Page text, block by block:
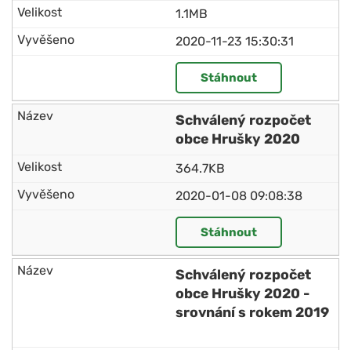
1.1MB
2020-11-23 15:30:31
Stáhnout
Schválený rozpočet
obce Hrušky 2020
364.7KB
2020-01-08 09:08:38
Stáhnout
Schválený rozpočet
obce Hrušky 2020 -
srovnání s rokem 2019